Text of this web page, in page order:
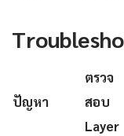
ปัญหา
ตรวจ
สอบ
Layer